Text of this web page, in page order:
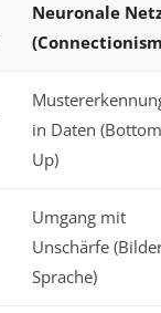
Neuronale
in Daten
Up)
Umgang mit
Unschärfe
Sprache)